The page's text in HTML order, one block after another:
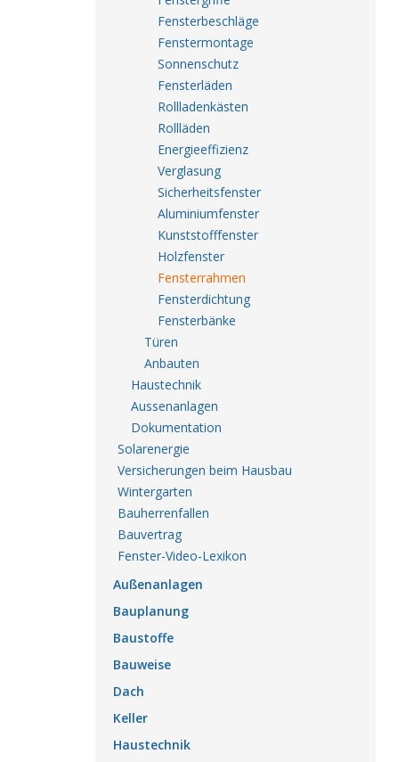
Fensterbeschläge
Fenstermontage
Sonnenschutz
Fensterläden
Rollladenkästen
Rollläden
Energieeffizienz
Verglasung
Sicherheitsfenster
Aluminiumfenster
Kunststofffenster
Holzfenster
Fensterrahmen
Fensterdichtung
Fensterbänke
Türen
Anbauten
Haustechnik
Aussenanlagen
Dokumentation
Solarenergie
Versicherungen beim Hausbau
Wintergarten
Bauherrenfallen
Bauvertrag
Fenster-Video-Lexikon
Außenanlagen
Bauplanung
Baustoffe
Bauweise
Dach
Keller
Haustechnik